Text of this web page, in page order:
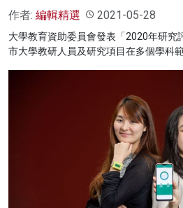
作者: 編輯精選 2021-05-28
大學教育資助委員會發表「2020年研究
市大學教研人員及研究項目在多個學科